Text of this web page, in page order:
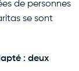
de personnes
se sont
: deux